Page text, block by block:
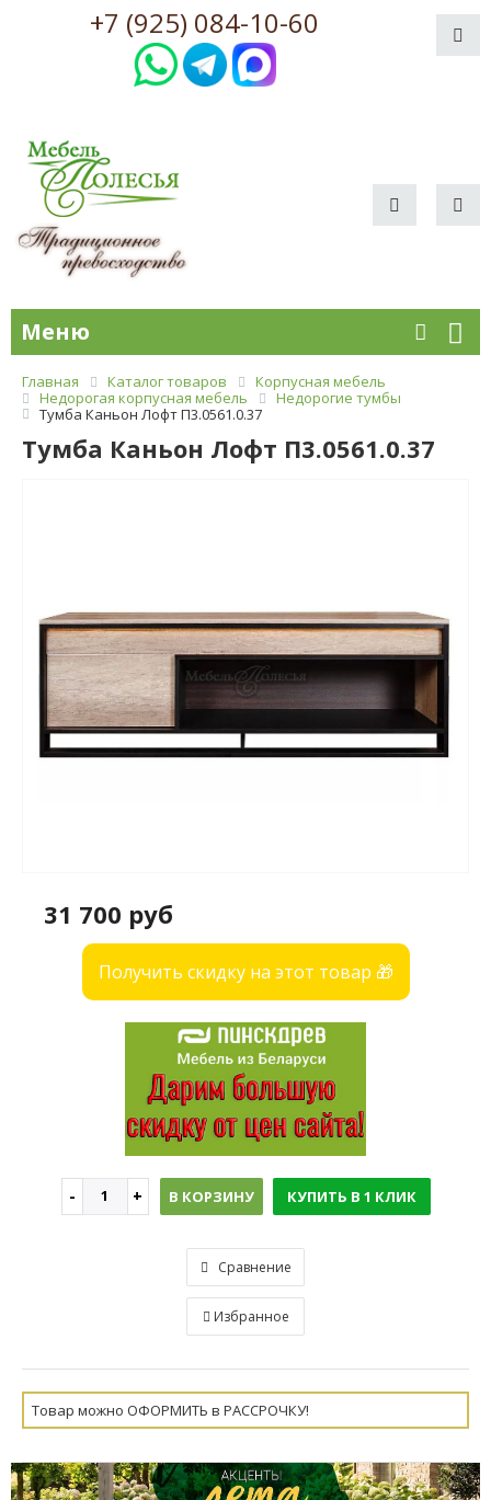
+7 (925) 084-10-60
Меню
Главная Каталог товаров
Корпусная мебель
Недорогая корпусная мебель
Недорогие тумбы
Тумба Каньон Лофт П3.0561.0.37
Тумба Каньон Лофт П3.0561.0.37
31 700 руб
Получить скидку на этот товар 🎁
В КОРЗИНУ КУПИТЬ В 1 КЛИК
Сравнение
Избранное
Товар можно ОФОРМИТЬ в РАССРОЧКУ!